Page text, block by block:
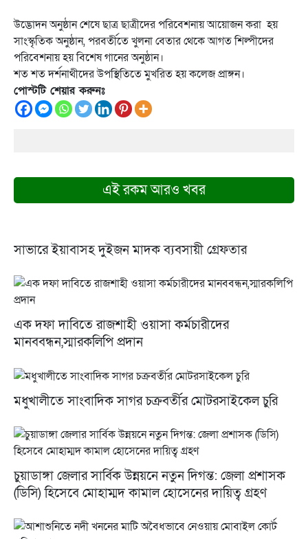
উদ্ভোদন অনুষ্ঠান শেষে ছাত্র ছাত্রীদের পরিবেশনায় আয়োজন করা হয়
সাংস্কৃতিক অনুষ্ঠান, পরবর্তীতে খুলনা বেতার থেকে আগত শিল্পীদের
পরিবেশনায় হয় বিশেষ গানের অনুষ্ঠান।
শত শত দর্শনাথীদের উপস্থিতিতে মুখরিত হয় কলেজ প্রাঙ্গন।
পোস্টটি শেয়ার করুনঃ
এই রকম আরও খবর
সাভারে ইয়াবাসহ দুইজন মাদক ব্যবসায়ী গ্রেফতার
এক দফা দাবিতে রাজশাহী ওয়াসা কর্মচারীদের
মানববন্ধন,স্মারকলিপি প্রদান
মধুখালীতে সাংবাদিক সাগর চক্রবর্তীর মোটরসাইকেল চুরি
চুয়াডাঙ্গা জেলার সার্বিক উন্নয়নে নতুন দিগন্ত: জেলা প্রশাসক
(ডিসি) হিসেবে মোহাম্মদ কামাল হোসেনের দায়িত্ব গ্রহণ